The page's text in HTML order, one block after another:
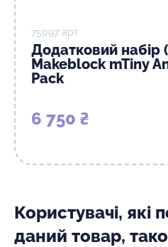
75097 арт
Додатковий
Makeblock mTiny
Pack
6 750 ₴
Користувачі, які
даний товар,